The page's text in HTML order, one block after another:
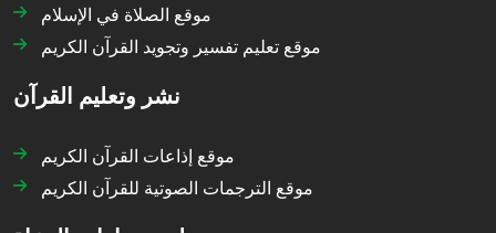
موقع الصلاة في الإسلام
موقع تعليم تفسير وتجويد القرآن الكريم
نشر وتعليم القرآن
موقع إذاعات القرآن الكريم
موقع الترجمات الصوتية للقرآن الكريم